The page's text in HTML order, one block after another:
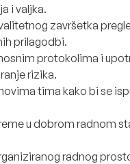
i valjka.
završetka
prilagodbi.
protokolima i
rizika.
tima kako bi se
u dobrom radnom
radnog